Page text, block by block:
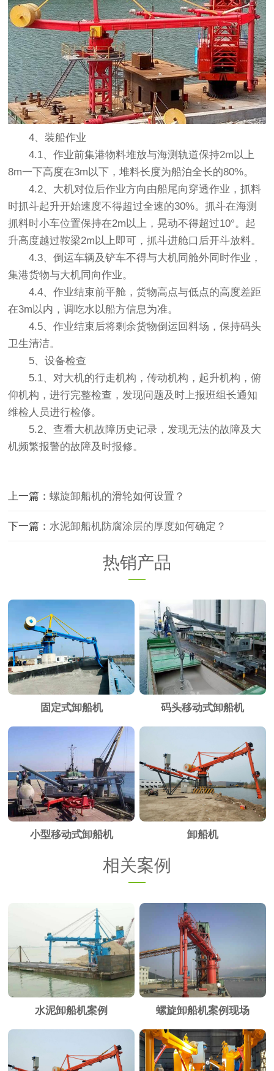
4、装船作业
4.1、作业前集港物料堆放与海测轨道保持2m以上
8m一下高度在3m以下，堆料长度为船泊全长的80%。
4.2、大机对位后作业方向由船尾向穿透作业，抓料
时抓斗起升开始速度不得超过全速的30%。抓斗在海测
抓料时小车位置保持在2m以上，晃动不得超过10°。起
升高度越过鞍梁2m以上即可，抓斗进舱口后开斗放料。
4.3、倒运车辆及铲车不得与大机同舱外同时作业，
集港货物与大机同向作业。
4.4、作业结束前平舱，货物高点与低点的高度差距
在3m以内，调吃水以船方信息为准。
4.5、作业结束后将剩余货物倒运回料场，保持码头
卫生清洁。
5、设备检查
5.1、对大机的行走机构，传动机构，起升机构，俯
仰机构，进行完整检查，发现问题及时上报班组长通知
维检人员进行检修。
5.2、查看大机故障历史记录，发现无法的故障及大
机频繁报警的故障及时报修。
上一篇：螺旋卸船机的滑轮如何设置？
下一篇：水泥卸船机防腐涂层的厚度如何确定？
热销产品
固定式卸船机 码头移动式卸船机
小型移动式卸船机 卸船机
相关案例
水泥卸船机案例 螺旋卸船机案例现场